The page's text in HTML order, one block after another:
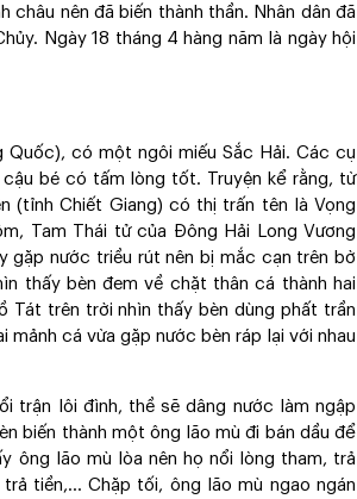
châu nên đã biến thành thần. Nhân dân đã
Ngày 18 tháng 4 hàng năm là ngày hội
Quốc), có một ngôi miếu Sắc Hải. Các cụ
bé có tấm lòng tốt. Truyện kể rằng, từ
(tỉnh Chiết Giang) có thị trấn tên là Vọng
Tam Thái tử của Đông Hải Long Vương
gặp nước triều rút nên bị mắc cạn trên bờ
thấy bèn đem về chặt thân cá thành hai
Tát trên trời nhìn thấy bèn dùng phất trần
mảnh cá vừa gặp nước bèn ráp lại với nhau
trận lôi đình, thề sẽ dâng nước làm ngập
biến thành một ông lão mù đi bán dầu để
ông lão mù lòa nên họ nổi lòng tham, trả
tiền,… Chặp tối, ông lão mù ngao ngán